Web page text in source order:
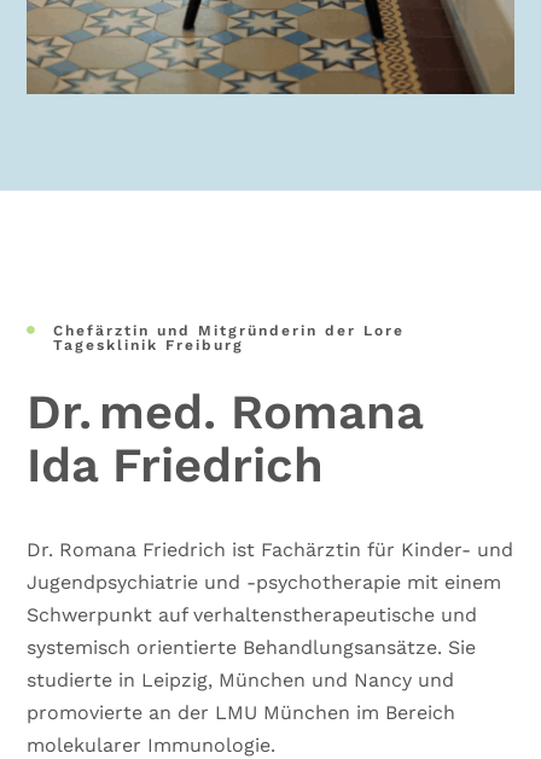

Chefärztin und Mitgründerin der Lore
Tagesklinik Freiburg
Dr. med. Romana
Ida Friedrich
Dr. Romana Friedrich ist Fachärztin für Kinder- und
Jugendpsychiatrie und -psychotherapie mit einem
Schwerpunkt auf verhaltenstherapeutische und
systemisch orientierte Behandlungsansätze. Sie
studierte in Leipzig, München und Nancy und
promovierte an der LMU München im Bereich
molekularer Immunologie.